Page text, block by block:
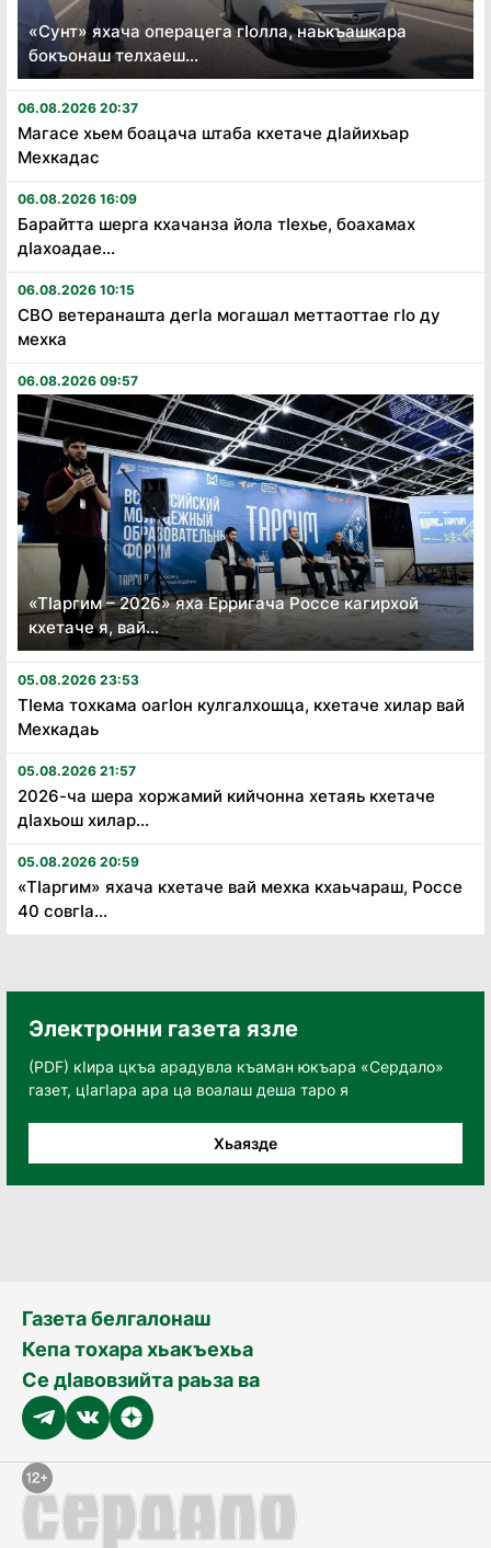
«Сунт» яхача операцега гӏолла, наькъашкара
бокъонаш телхаеш...
06.08.2026 20:37
Магасе хьем боацача штаба кхетаче дӏайихьар
Мехкадас
06.08.2026 16:09
Барайтта шерга кхачанза йола тӏехье, боахамах
дӏахоадае...
06.08.2026 10:15
СВО ветеранашта дегӏа могашал меттаоттае гӏо ду
мехка
06.08.2026 09:57
«Тӏаргим – 2026» яха Ерригача Россе кагирхой
кхетаче я, вай...
05.08.2026 23:53
Тӏема тохкама оагӏон кулгалхошца, кхетаче хилар вай
Мехкадаь
05.08.2026 21:57
2026-ча шера хоржамий кийчонна хетаяь кхетаче
дӏахьош хилар...
05.08.2026 20:59
«Тӏаргим» яхача кхетаче вай мехка кхаьчараш, Россе
40 совгӏа...
Электронни газета язле
(PDF) кӀира цкъа арадувла къаман юкъара «Сердало»
газет, цӀагӀара ара ца воалаш деша таро я
Хьаязде
Газета белгалонаш
Кепа тохара хьакъехьа
Се дӀавовзийта раьза ва